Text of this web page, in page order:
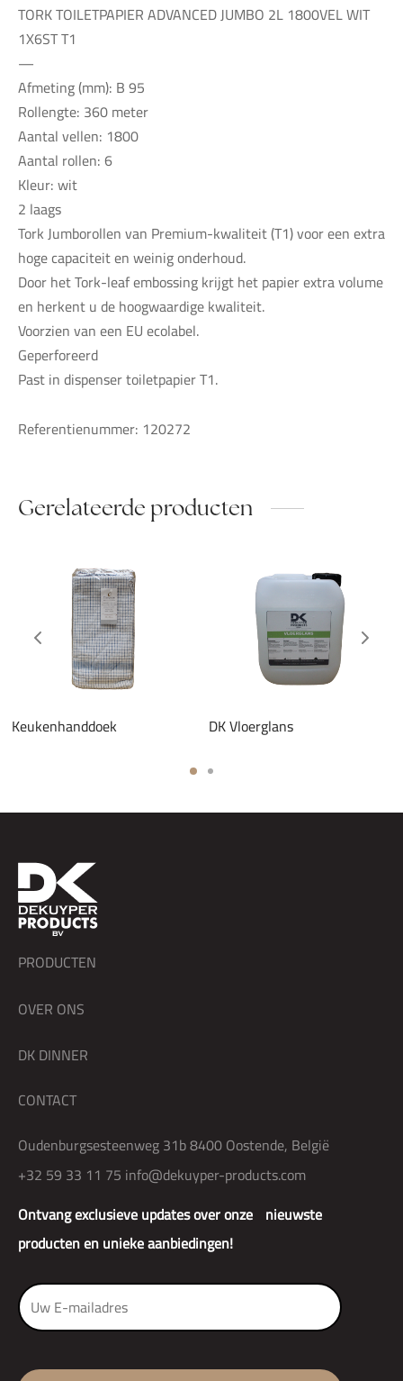
TORK TOILETPAPIER ADVANCED JUMBO 2L 1800VEL WIT
1X6ST T1
—
Afmeting (mm): B 95
Rollengte: 360 meter
Aantal vellen: 1800
Aantal rollen: 6
Kleur: wit
2 laags
Tork Jumborollen van Premium-kwaliteit (T1) voor een extra
hoge capaciteit en weinig onderhoud.
Door het Tork-leaf embossing krijgt het papier extra volume
en herkent u de hoogwaardige kwaliteit.
Voorzien van een EU ecolabel.
Geperforeerd
Past in dispenser toiletpapier T1.
Referentienummer: 120272
Gerelateerde producten
Keukenhanddoek DK Vloerglans
Ontvang exclusieve updates over onze nieuwste
producten en unieke aanbiedingen!
PRODUCTEN
OVER ONS
DK DINNER
CONTACT
Oudenburgsesteenweg 31b 8400 Oostende, België
+32 59 33 11 75 info@dekuyper-products.com